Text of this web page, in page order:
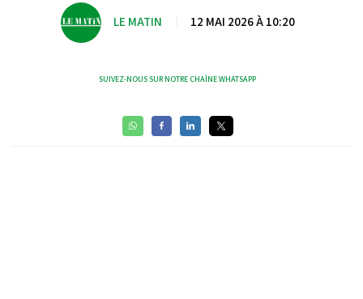
LE MATIN 12 MAI 2026 À 10:20
SUIVEZ-NOUS SUR NOTRE CHAÎNE WHATSAPP